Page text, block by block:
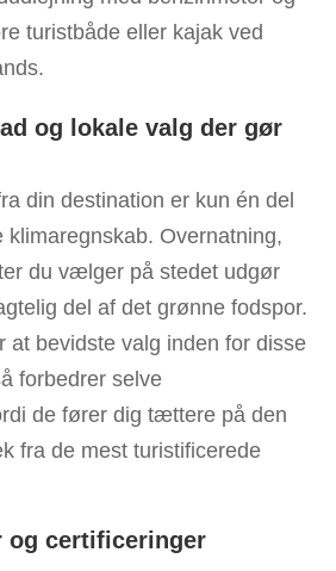
turistbåde eller kajak ved
og lokale valg der gør
din destination er kun én del
klimaregnskab. Overnatning,
du vælger på stedet udgør
del af det grønne fodspor.
at bevidste valg inden for disse
forbedrer selve
de fører dig tættere på den
fra de mest turistificerede
og certificeringer